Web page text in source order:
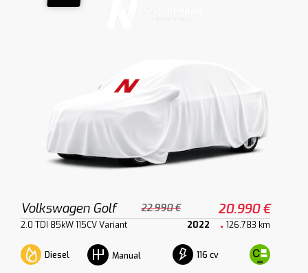
Volkswagen Golf 22.990 € 20.990 €
2.0 TDI 85kW 115CV Variant 2022 126.783 km
Diesel Manual 116 cv